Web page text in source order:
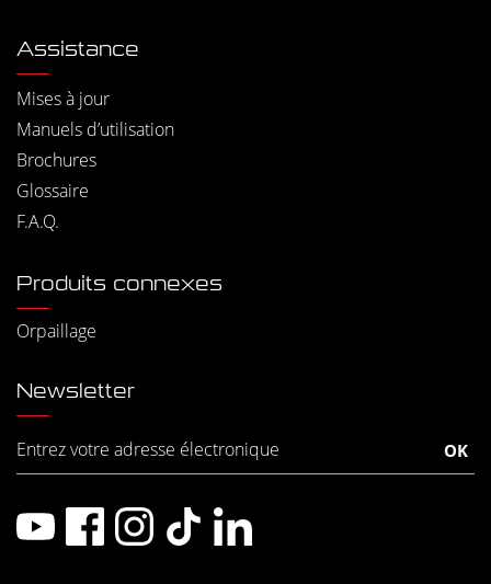
Assistance
Mises à jour
Manuels d’utilisation
Brochures
Glossaire
F.A.Q.
Produits connexes
Orpaillage
Newsletter